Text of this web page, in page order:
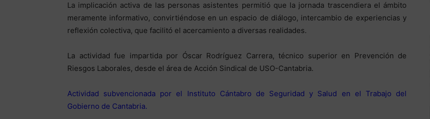
La implicación activa de las personas asistentes permitió que la jornada trascendiera el ámbito
meramente informativo, convirtiéndose en un espacio de diálogo, intercambio de experiencias y
reflexión colectiva, que facilitó el acercamiento a diversas realidades.
La actividad fue impartida por Óscar Rodríguez Carrera, técnico superior en Prevención de
Riesgos Laborales, desde el área de Acción Sindical de USO-Cantabria.
Actividad subvencionada por el Instituto Cántabro de Seguridad y Salud en el Trabajo del
Gobierno de Cantabria.